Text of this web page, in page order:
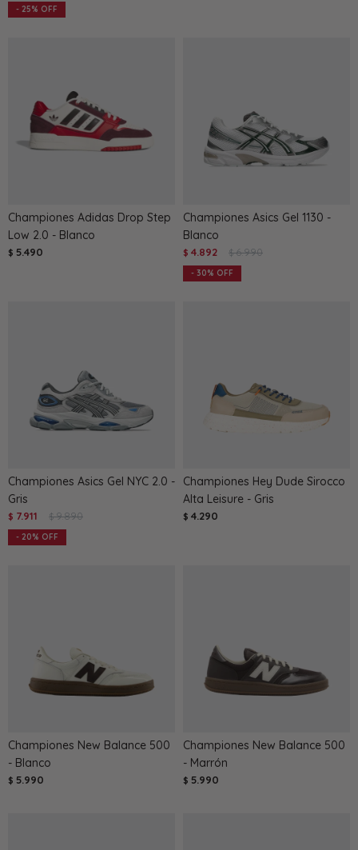
25
Championes Adidas Drop Step
Low 2.0 - Blanco
$ 5.490
Championes Asics Gel 1130 -
Blanco
$ 4.892 $ 6.990
30
Championes Asics Gel NYC 2.0 -
Gris
$ 7.911 $ 9.890
20
Championes Hey Dude Sirocco
Alta Leisure - Gris
$ 4.290
Championes New Balance 500
- Blanco
$ 5.990
Championes New Balance 500
- Marrón
$ 5.990